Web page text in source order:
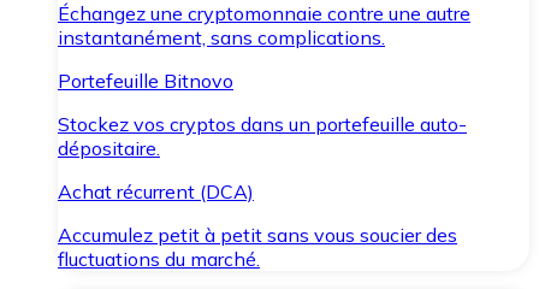
Échangez une cryptomonnaie contre une autre
instantanément, sans complications.
Portefeuille Bitnovo
Stockez vos cryptos dans un portefeuille auto-
dépositaire.
Achat récurrent (DCA)
Accumulez petit à petit sans vous soucier des
fluctuations du marché.